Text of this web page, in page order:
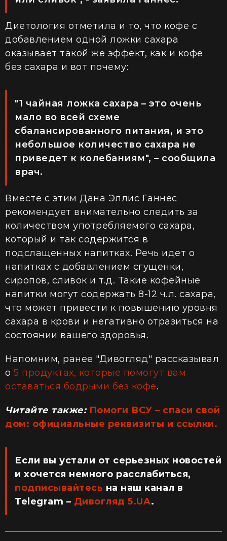
Диетология отметила и то, что кофе с
добавлением одной ложки сахара
оказывает такой же эффект, как и кофе
без сахара и вот почему:
"1 чайная ложка сахара – это очень
мало во всей схеме
сбалансированного питания, и это
небольшое количество сахара не
приведет к колебаниям", – сообщила
врач.
Вместе с этим Дана Эллис Ганнес
рекомендует внимательно следить за
количеством употребляемого сахара,
который и так содержится в
подслащенных напитках. Речь идет о
напитках с добавлением сгущенки,
сиропов, сливок и т.д. Такие кофейные
напитки могут содержать 8-12 ч.л. сахара,
что может привести к повышению уровня
сахара в крови и негативно отразиться на
состоянии вашего здоровья.
Напомним, ранее "Дивогляд" рассказывал
о 5 продуктах, которые помогут вам
оставаться бодрыми без кофе.
Читайте также: Помоги ВСУ – спаси свой
дом: официальные реквизиты и ссылки.
Если вы устали от серьезных новостей
и хочется немного расслабиться,
подписывайтесь на наш канал в
Telegram – Дивогляд 5.UA.